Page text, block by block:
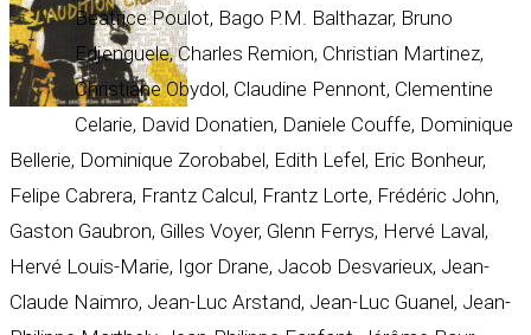
Béatrice Poulot, Bago P.M. Balthazar, Bruno
Edjenguele, Charles Remion, Christian Martinez,
Christiane Obydol, Claudine Pennont, Clementine
Celarie, David Donatien, Daniele Couffe, Dominique
Bellerie, Dominique Zorobabel, Edith Lefel, Eric Bonheur,
Felipe Cabrera, Frantz Calcul, Frantz Lorte, Frédéric John,
Gaston Gaubron, Gilles Voyer, Glenn Ferrys, Hervé Laval,
Hervé Louis-Marie, Igor Drane, Jacob Desvarieux, Jean-
Claude Naimro, Jean-Luc Arstand, Jean-Luc Guanel, Jean-